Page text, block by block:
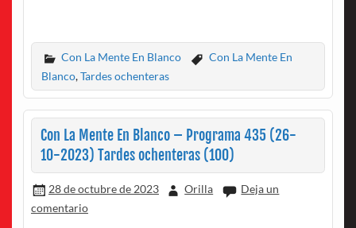
Con La Mente En Blanco
Con La Mente En
Blanco,Tardes ochenteras
Con La Mente En Blanco – Programa 435 (26-
10-2023) Tardes ochenteras (100)
28 de octubre de 2023 Orilla
Deja un
comentario